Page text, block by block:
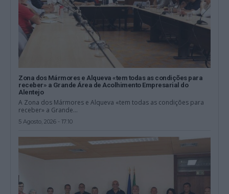
Zona dos Mármores e Alqueva «tem todas as condições para
receber» a Grande Área de Acolhimento Empresarial do
Alentejo
A Zona dos Mármores e Alqueva «tem todas as condições para
receber» a Grande...
5 Agosto, 2026 - 17:10